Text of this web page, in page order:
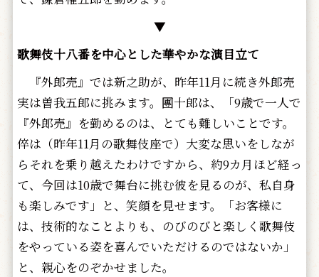
▼
歌舞伎十八番を中心とした華やかな演目立て
『外郎売』では新之助が、昨年11月に続き外郎売
実は曽我五郎に挑みます。團十郎は、「9歳で一人で
『外郎売』を勤めるのは、とても難しいことです。
倅は（昨年11月の歌舞伎座で）大変な思いをしなが
らそれを乗り越えたわけですから、約9カ月ほど経っ
て、今回は10歳で舞台に挑む彼を見るのが、私自身
も楽しみです」と、笑顔を見せます。「お客様に
は、技術的なことよりも、のびのびと楽しく歌舞伎
をやっている姿を喜んでいただけるのではないか」
と、親心をのぞかせました。